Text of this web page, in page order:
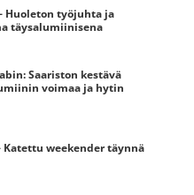
Huoleton työjuhta ja
täysalumiinisena
Saariston kestävä
voimaa ja hytin
Katettu weekender täynnä